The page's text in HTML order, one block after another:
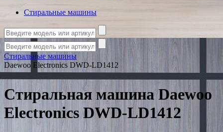
Стиральные машины
Стиральные машины
Daewoo Electronics DWD-LD1412
Стиральная машина Daewoo
Electronics DWD-LD1412